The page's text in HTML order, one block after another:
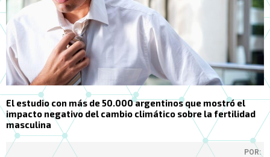
El estudio con más de 50.000 argentinos que mostró el
impacto negativo del cambio climático sobre la fertilidad
masculina
POR: